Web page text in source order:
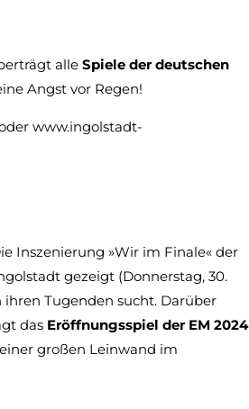
alle Spiele der deutschen
Angst vor Regen!
www.ingolstadt-
Inszenierung »Wir im Finale« der
gezeigt (Donnerstag, 30.
Tugenden sucht. Darüber
das Eröffnungsspiel der EM 2024
großen Leinwand im